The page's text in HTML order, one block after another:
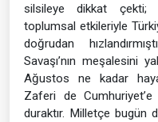
silsileye dikkat çekti;
toplumsal etkileriyle
doğrudan
Savaşı’nın meşalesini
Ağustos ne kadar
Zaferi de
duraktır. Milletçe bugün